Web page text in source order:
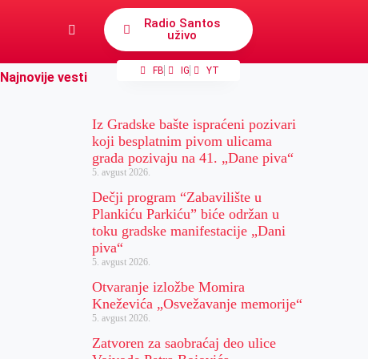
Radio Santos
uživo
FB IG YT
Najnovije vesti
Iz Gradske bašte ispraćeni pozivari
koji besplatnim pivom ulicama
grada pozivaju na 41. „Dane piva“
5. avgust 2026.
Dečji program “Zabavilište u
Plankiću Parkiću” biće održan u
toku gradske manifestacije „Dani
piva“
5. avgust 2026.
Otvaranje izložbe Momira
Kneževića „Osvežavanje memorije“
5. avgust 2026.
Zatvoren za saobraćaj deo ulice